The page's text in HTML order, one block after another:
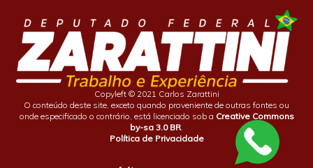
Copyleft © 2021 Carlos Zarattini
O conteúdo deste site, exceto quando proveniente de outras fontes ou
onde especificado o contrário, está licenciado sob a Creative Commons
by-sa 3.0 BR.
Política de Privacidade